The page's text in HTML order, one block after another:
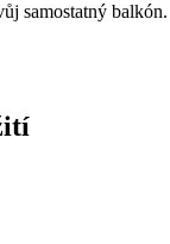
samostatný